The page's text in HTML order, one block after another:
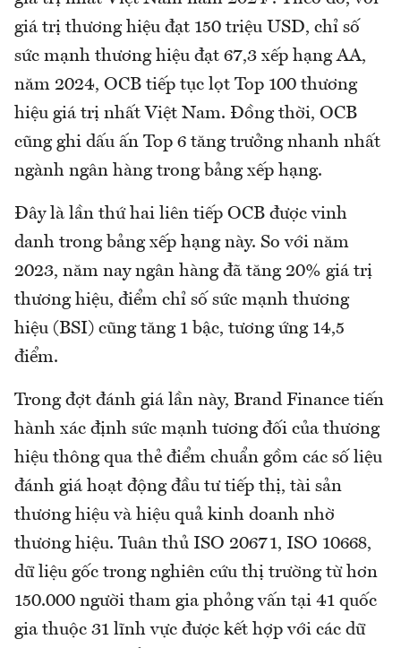
giá trị thương hiệu đạt 150 triệu USD, chỉ số
sức mạnh thương hiệu đạt 67,3 xếp hạng AA,
năm 2024, OCB tiếp tục lọt Top 100 thương
hiệu giá trị nhất Việt Nam. Đồng thời, OCB
cũng ghi dấu ấn Top 6 tăng trưởng nhanh nhất
ngành ngân hàng trong bảng xếp hạng.
Đây là lần thứ hai liên tiếp OCB được vinh
danh trong bảng xếp hạng này. So với năm
2023, năm nay ngân hàng đã tăng 20% giá trị
thương hiệu, điểm chỉ số sức mạnh thương
hiệu (BSI) cũng tăng 1 bậc, tương ứng 14,5
điểm.
Trong đợt đánh giá lần này, Brand Finance tiến
hành xác định sức mạnh tương đối của thương
hiệu thông qua thẻ điểm chuẩn gồm các số liệu
đánh giá hoạt động đầu tư tiếp thị, tài sản
thương hiệu và hiệu quả kinh doanh nhờ
thương hiệu. Tuân thủ ISO 20671, ISO 10668,
dữ liệu gốc trong nghiên cứu thị trường từ hơn
150.000 người tham gia phỏng vấn tại 41 quốc
gia thuộc 31 lĩnh vực được kết hợp với các dữ